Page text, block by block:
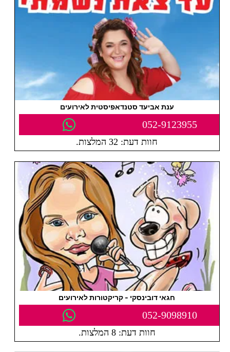
ענת אביעד סטנדאפיסטית לאירועים
052-9123955
חוות דעת: 32 המלצות.
חגאי דובינסקי - קריקטורות לאירועים
052-9098910
חוות דעת: 8 המלצות.